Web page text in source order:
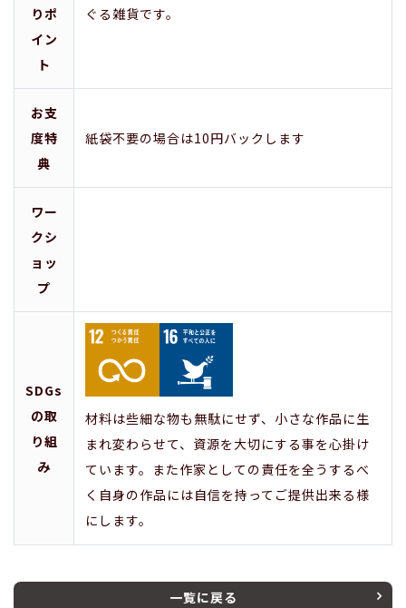
りポ
イン
ト
ぐる雑貨です。
お支
度特
典
紙袋不要の場合は10円バックします
ワー
クシ
ョッ
プ
SDGs
の取
り組
み
材料は些細な物も無駄にせず、小さな作品に生
まれ変わらせて、資源を大切にする事を心掛け
ています。また作家としての責任を全うするべ
く自身の作品には自信を持ってご提供出来る様
にします。
一覧に戻る